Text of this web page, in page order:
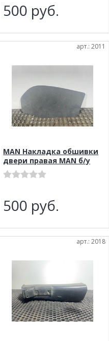
500 руб.
арт.: 2011
MAN Накладка обшивки
двери правая MAN б/у
500 руб.
арт.: 2018